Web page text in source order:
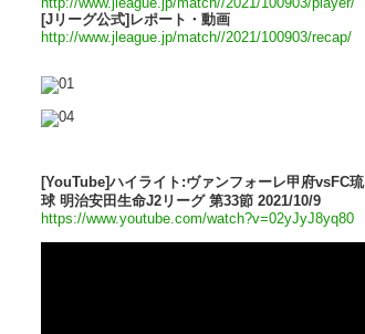
http://www.jleague.jp/match//2021/100903/player/
[Jリーグ公式]レポート・動画
http://www.jleague.jp/match//2021/100903/recap/
[YouTube]ハイライト:ヴァンフォーレ甲府vsFC琉
球 明治安田生命J2リーグ 第33節 2021/10/9
https://www.youtube.com/watch?v=02yJyJ8yq80